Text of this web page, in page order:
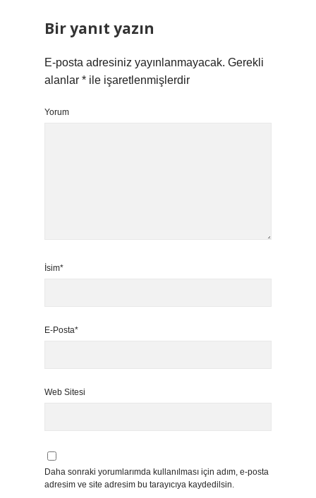
Bir yanıt yazın
E-posta adresiniz yayınlanmayacak. Gerekli
alanlar * ile işaretlenmişlerdir
Yorum
İsim*
E-Posta*
Web Sitesi
Daha sonraki yorumlarımda kullanılması için adım, e-posta
adresim ve site adresim bu tarayıcıya kaydedilsin.